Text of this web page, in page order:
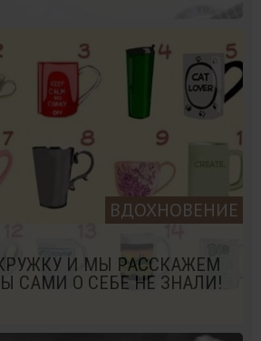
ВДОХНОВЕНИЕ
И МЫ РАССКАЖЕМ
САМИ О СЕБЕ НЕ ЗНАЛИ!